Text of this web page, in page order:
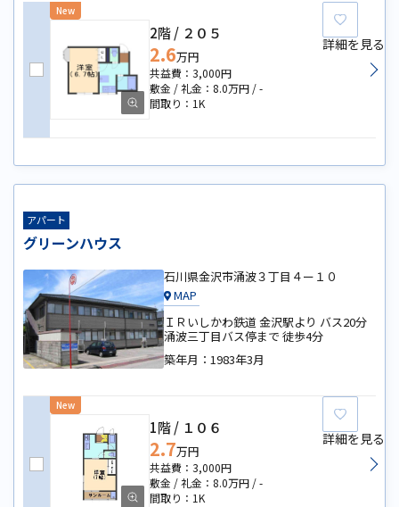
2階 ２０５
2.6万円
3,000円
8.0万円
-
1K
New
詳細を見る
アパート
グリーンハウス
石川県金沢市涌波３丁目４ー１０
MAP
ＩＲいしかわ鉄道 金沢駅より バス20分
涌波三丁目バス停まで 徒歩4分
築年月： 1983年3月
1階 １０６
2.7万円
3,000円
8.0万円
-
1K
New
詳細を見る